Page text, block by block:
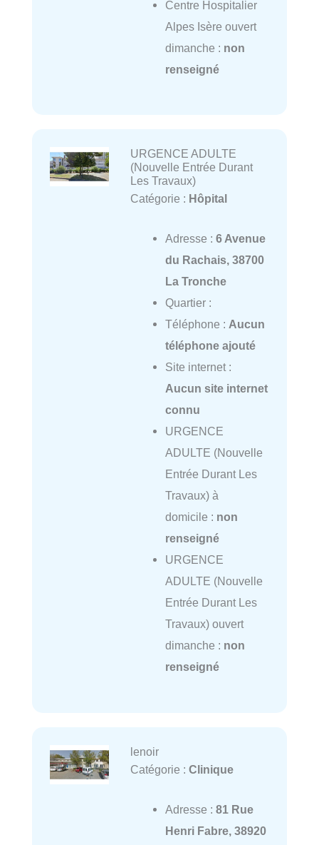
Centre Hospitalier
Alpes Isère ouvert
dimanche : non
renseigné
URGENCE ADULTE
(Nouvelle Entrée Durant
Les Travaux)
Catégorie : Hôpital
Adresse : 6 Avenue
du Rachais, 38700
La Tronche
Quartier :
Téléphone : Aucun
téléphone ajouté
Site internet :
Aucun site internet
connu
URGENCE
ADULTE (Nouvelle
Entrée Durant Les
Travaux) à
domicile : non
renseigné
URGENCE
ADULTE (Nouvelle
Entrée Durant Les
Travaux) ouvert
dimanche : non
renseigné
lenoir
Catégorie : Clinique
Adresse : 81 Rue
Henri Fabre, 38920